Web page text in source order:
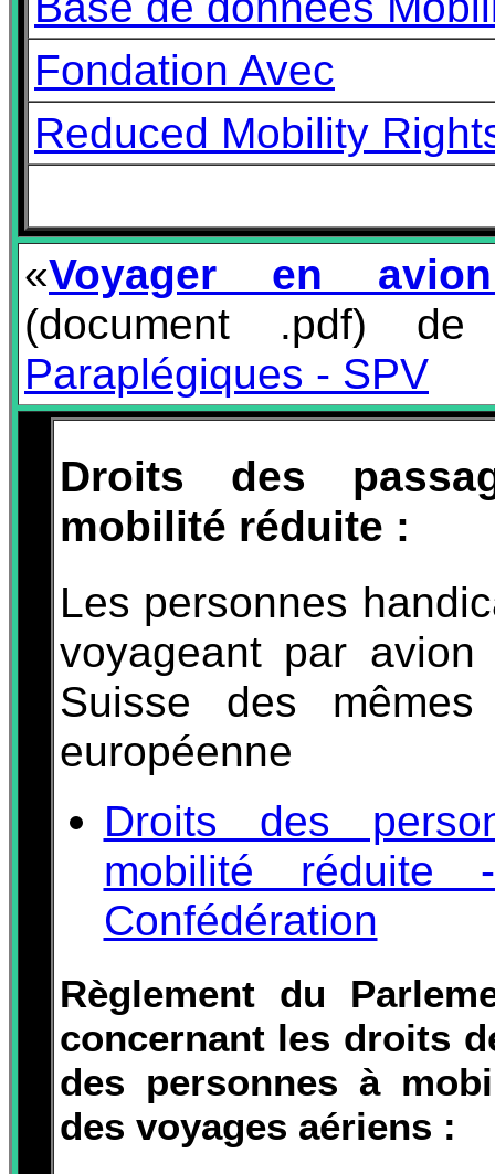
Fondation Avec
Reduced Mobility
«Voyager en
(document .pdf)
Paraplégiques - SPV
Droits des
mobilité réduite :
Les personnes
voyageant par
Suisse des
européenne
Droits des
mobilité
Confédération
Règlement du
concernant les droits
des personnes à
des voyages aériens :